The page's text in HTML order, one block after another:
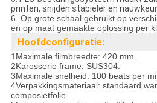
printen, snijden stabieler en
6. Op grote schaal gebruikt op
en op maat gemaakte oplossing per
Hoofdconfiguratie:
1Maximale filmbreedte: 420 mm.
2Karosserie frame: SUS304.
3Maximale snelheid: 100 beats per
4Verpakkingsmateriaal: standaard
composietfolie.